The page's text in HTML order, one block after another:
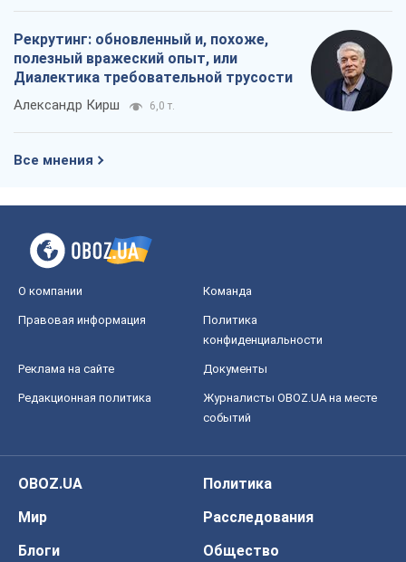
Рекрутинг: обновленный и, похоже,
полезный вражеский опыт, или
Диалектика требовательной трусости
Александр Кирш 6,0 т.
Все мнения
О компании Команда
Правовая информация
Политика
конфиденциальности
Реклама на сайте Документы
Редакционная политика
Журналисты OBOZ.UA на месте
событий
OBOZ.UA
Политика
Мир
Расследования
Блоги
Общество